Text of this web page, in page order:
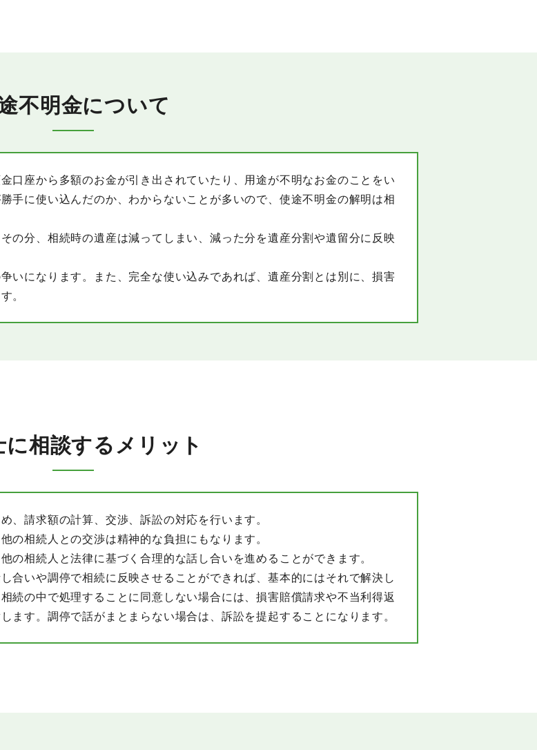
不明金について
口座から多額のお金が引き出されていたり、用途が不明なお金のことをい
手に使い込んだのか、わからないことが多いので、使途不明金の解明は相
の分、相続時の遺産は減ってしまい、減った分を遺産分割や遺留分に反映
いになります。また、完全な使い込みであれば、遺産分割とは別に、損害
。
に相談するメリット
、請求額の計算、交渉、訴訟の対応を行います。
の相続人との交渉は精神的な負担にもなります。
の相続人と法律に基づく合理的な話し合いを進めることができます。
合いや調停で相続に反映させることができれば、基本的にはそれで解決し
続の中で処理することに同意しない場合には、損害賠償請求や不当利得返
ます。調停で話がまとまらない場合は、訴訟を提起することになります。